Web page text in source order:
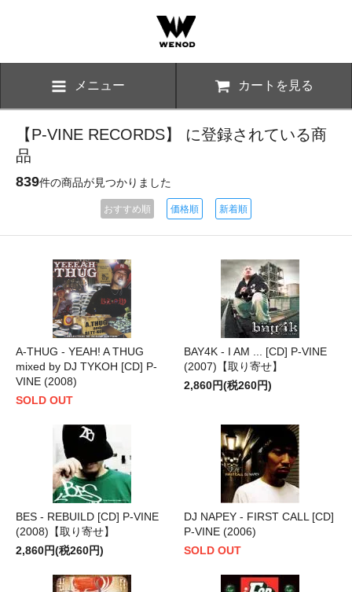
メニュー カートを見る
【P-VINE RECORDS】 に登録されている商
品
839件の商品が見つかりました
おすすめ順 価格順 新着順
A-THUG - YEAH! A THUG
mixed by DJ TYKOH [CD] P-
VINE (2008)
SOLD OUT
BAY4K - I AM ... [CD] P-VINE
(2007)【取り寄せ】
2,860円(税260円)
BES - REBUILD [CD] P-VINE
(2008)【取り寄せ】
2,860円(税260円)
DJ NAPEY - FIRST CALL [CD]
P-VINE (2006)
SOLD OUT